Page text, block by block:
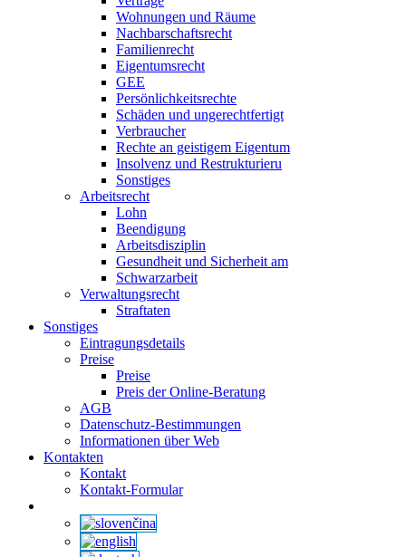
Wohnungen und Räume
Nachbarschaftsrecht
Familienrecht
Eigentumsrecht
GEE
Persönlichkeitsrechte
Schäden und ungerechtfertigt
Verbraucher
Rechte an geistigem Eigentum
Insolvenz und Restrukturieru
Sonstiges
Arbeitsrecht
Lohn
Beendigung
Arbeitsdisziplin
Gesundheit und Sicherheit am
Schwarzarbeit
Verwaltungsrecht
Straftaten
Sonstiges
Eintragungsdetails
Preise
Preise
Preis der Online-Beratung
AGB
Datenschutz-Bestimmungen
Informationen über Web
Kontakten
Kontakt
Kontakt-Formular